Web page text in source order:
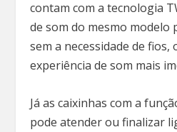
contam com a tecnologia
de som do mesmo modelo
sem a necessidade de fios,
experiência de som mais
Já as caixinhas com a
pode atender ou finalizar